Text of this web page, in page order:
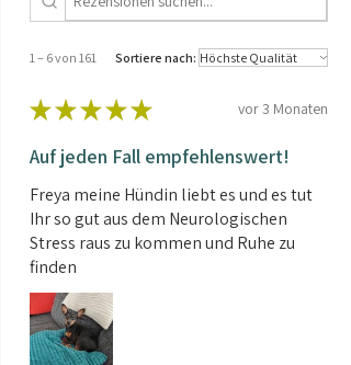
1 – 6 von 161 Sortiere nach:
★ ★ ★ ★ ★ vor 3 Monaten
Auf jeden Fall empfehlenswert!
Freya meine Hündin liebt es und es tut
Ihr so gut aus dem Neurologischen
Stress raus zu kommen und Ruhe zu
finden